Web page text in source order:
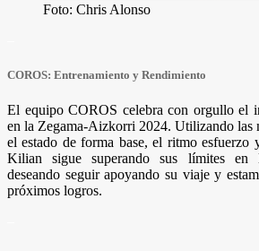
Foto: Chris Alonso
COROS: Entrenamiento y Rendimiento
El equipo COROS celebra con orgullo el
en la Zegama-Aizkorri 2024. Utilizando las
el estado de forma base, el ritmo esfuerzo
Kilian sigue superando sus límites en
deseando seguir apoyando su viaje y
próximos logros.